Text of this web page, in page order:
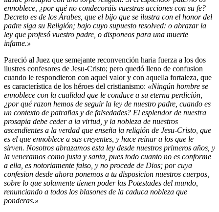
ennoblece, ¿por qué no condecoráis vuestras acciones con su fe?
Decreto es de los Árabes, que el bijo que se ilustra con el honor del
padre siga su Religión; bajo cuyo supuesto resolved: o abrazar la
ley que profesó vuestro padre, o disponeos para una muerte
infame.»
Pareció al Juez que semejante reconvención haria fuerza a los dos
ilustres confesores de Jesu-Cristo; pero quedó lleno de confusion
cuando le respondieron con aquel valor y con aquella fortaleza, que
es característica de los héroes del cristianismo: «Ningún hombre se
ennoblece con la cualidad que le conduce a su eterna perdición,
¿por qué razon hemos de seguir la ley de nuestro padre, cuando es
un contexto de patrañas y de falsedades? El esplendor de nuestra
prosapia debe ceder a la virtud, y la nobleza de nuestros
ascendientes a la verdad que enseña la religión de Jesu-Cristo, que
es el que ennoblece a sus creyentes, y hace reinar a los que le
sirven. Nosotros abrazamos esta ley desde nuestros primeros años, y
la veneramos como justa y santa, pues todo cuanto no es conforme
a ella, es notoriamente falso, y no procede de Dios; por cuya
confesion desde ahora ponemos a tu disposicion nuestros cuerpos,
sobre lo que solamente tienen poder las Potestades del mundo,
renunciando a todos los blasones de la caduca nobleza que
ponderas.»